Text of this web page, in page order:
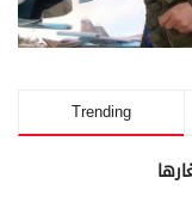
Trending